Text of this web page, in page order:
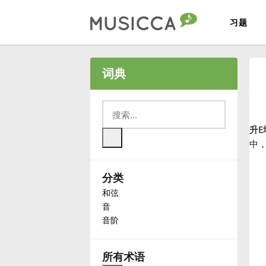
习题
Български
Deutsch
Español
词典
分类
和弦
音
音阶
所有术语
升E
中